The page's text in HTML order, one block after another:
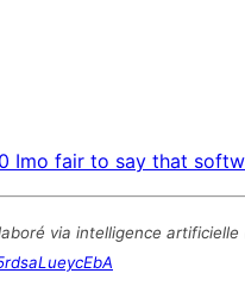
fair to say that
via intelligence